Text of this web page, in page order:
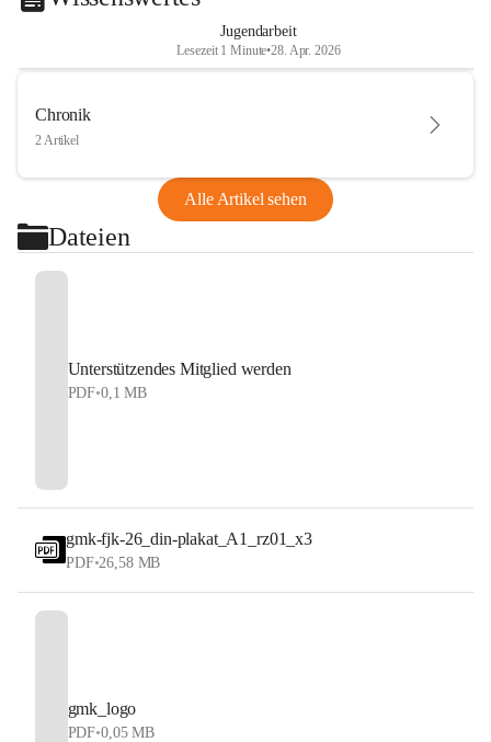
Jugendarbeit
Lesezeit 1 Minute•28. Apr. 2026
Chronik
2 Artikel
Alle Artikel sehen
Dateien
Unterstützendes Mitglied werden
PDF•0,1 MB
gmk-fjk-26_din-plakat_A1_rz01_x3
PDF•26,58 MB
gmk_logo
PDF•0,05 MB